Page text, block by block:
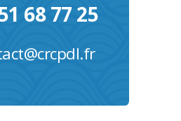
68 77 25